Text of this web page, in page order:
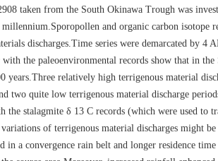
taken from the South Okinawa Trough was
and organic carbon isotope
discharges.Time series were demarcated by 4
the paleoenvironmental records show that in
years.Three relatively high terrigenous material
two quite low terrigenous material discharge
stalagmite δ 13 C records (which were used to
of terrigenous material discharges might
a convergence rain belt and longer residence